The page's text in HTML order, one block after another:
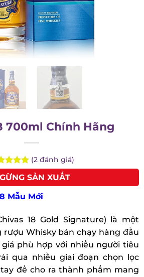
700ml Chính Hãng
5.00
5
on
( 2đánh giá)
SẢN XUẤT
Mẫu Mới
18 Gold Signature) là một
rượu Whisky bán chạy hàng
giá phù hợp với nhiều người
trải qua nhiều giai đoạn chọn
tay để cho ra thành phẩm